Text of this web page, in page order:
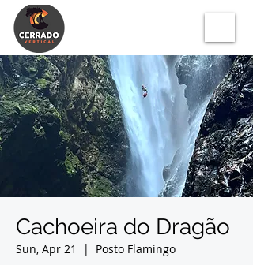
Cachoeira do Dragão
Sun, Apr 21
  |
Posto Flamingo